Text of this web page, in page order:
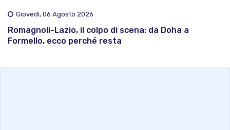
Giovedì, 06 Agosto 2026
Romagnoli-Lazio, il colpo di scena: da Doha a
Formello, ecco perché resta